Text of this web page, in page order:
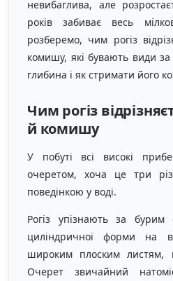
невибаглива, але
років забиває весь
розберемо, чим рогіз
комишу, які бувають види
глибина і як стримати його
Чим рогіз
й комишу
У побуті всі високі
очеретом, хоча це три
поведінкою у воді.
Рогіз упізнають за бурим
циліндричної форми на
широким плоским листям,
Очерет звичайний